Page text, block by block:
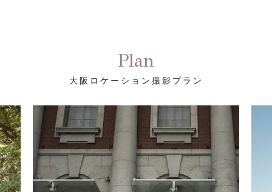
Plan
大阪ロケーション撮影プラン